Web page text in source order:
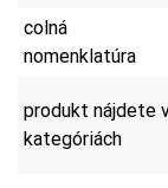
colná
nomenklatúra
produkt nájdete
kategóriách